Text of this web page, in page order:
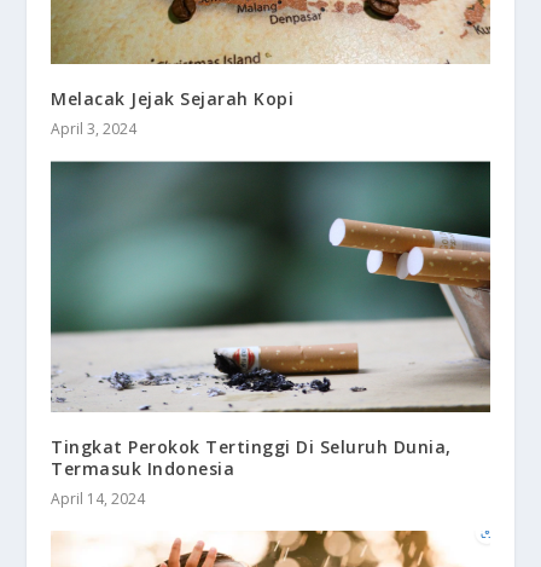
Melacak Jejak Sejarah Kopi
April 3, 2024
Tingkat Perokok Tertinggi Di Seluruh Dunia,
Termasuk Indonesia
April 14, 2024